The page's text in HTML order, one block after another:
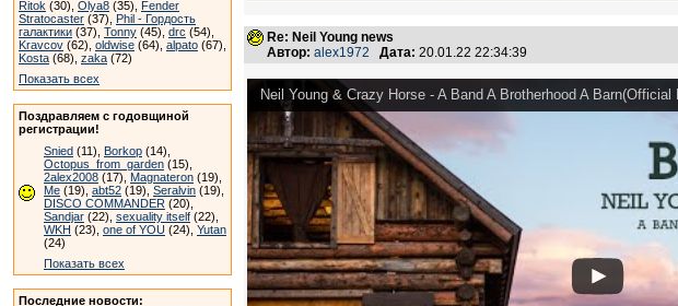
Ritok (30), Olya8 (35), Fender
Stratocaster (37), Phil - Гордость
галактики (37), Tonny (45), drc (54),
Kravcov (62), oldwise (64), alpato (67),
Kosta (68), zaka (72)
Показать всех
Поздравляем с годовщиной
регистрации!
Snied (11), Borkop (14),
Octopus_from_garden (15),
2alex2008 (17), Magnateron (19),
Me (19), abt52 (19), Seralvin (19),
DISCO COMMANDER (20),
Sandjar (22), sexuality itself (22),
WKH (23), one of YOU (24), Yutan
(24)
Показать всех
Последние новости:
Re: Neil Young news
Автор: alex1972 Дата: 20.01.22 22:34:39
Neil Young & Crazy Horse - A Band A Brotherhood A Barn(Official